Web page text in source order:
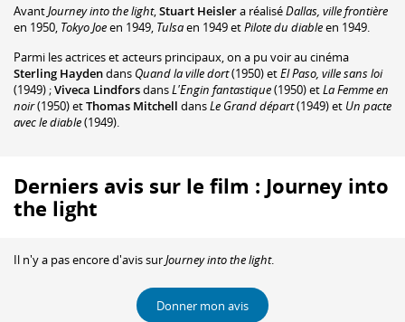
AvantJourney into the light,Stuart Heislera réaliséDallas, ville frontière
en 1950, Tokyo Joeen 1949, Tulsaen 1949 etPilote du diableen 1949.
Parmi les actrices et acteurs principaux, on a pu voir au cinéma
Sterling Haydendans Quand la ville dort(1950) etEl Paso, ville sans loi
(1949) ;Viveca LindforsdansL'Engin fantastique(1950) etLa Femme en
noir(1950) etThomas Mitchell dansLe Grand départ(1949) et Un pacte
avec le diable(1949).
Derniers avis sur le film : Journey into
the light
Il n'y a pas encore d'avis surJourney into the light.
Donner mon avis